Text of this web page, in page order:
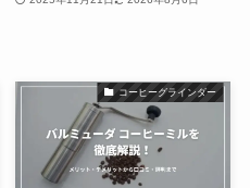
コーヒーグラインダー